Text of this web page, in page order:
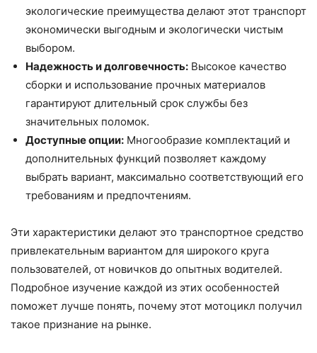
экологические преимущества делают этот транспорт
экономически выгодным и экологически чистым
выбором.
Надежность и долговечность: Высокое качество
сборки и использование прочных материалов
гарантируют длительный срок службы без
значительных поломок.
Доступные опции: Многообразие комплектаций и
дополнительных функций позволяет каждому
выбрать вариант, максимально соответствующий его
требованиям и предпочтениям.
Эти характеристики делают это транспортное средство
привлекательным вариантом для широкого круга
пользователей, от новичков до опытных водителей.
Подробное изучение каждой из этих особенностей
поможет лучше понять, почему этот мотоцикл получил
такое признание на рынке.